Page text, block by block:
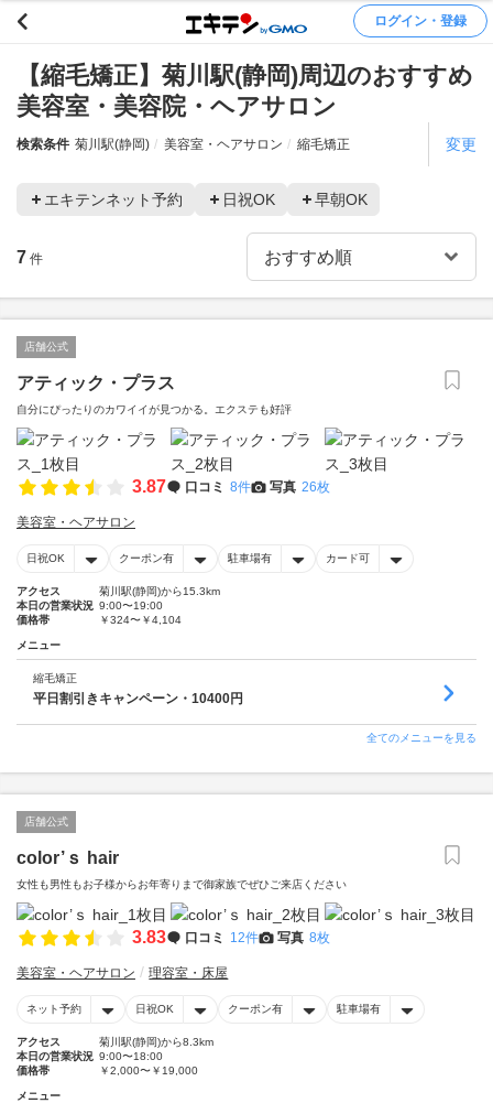
ログイン・登録
【縮毛矯正】菊川駅(静岡)周辺のおすすめ
美容室・美容院・ヘアサロン
検索条件 菊川駅(静岡) 美容室・ヘアサロン 縮毛矯正 変更
エキテンネット予約 日祝OK 早朝OK
7 件
店舗公式
アティック・プラス
自分にぴったりのカワイイが見つかる。エクステも好評
3.87 口コミ 8件 写真 26枚
美容室・ヘアサロン
日祝OK クーポン有 駐車場有 カード可
アクセス
菊川駅(静岡)から15.3km
本日の営業状況 9:00〜19:00
価格帯
￥324〜￥4,104
メニュー
縮毛矯正
平日割引きキャンペーン・10400円
全てのメニューを見る
店舗公式
color’ｓ hair
女性も男性もお子様からお年寄りまで御家族でぜひご来店ください
3.83 口コミ 12件 写真 8枚
美容室・ヘアサロン 理容室・床屋
ネット予約 日祝OK クーポン有 駐車場有
アクセス
菊川駅(静岡)から8.3km
本日の営業状況 9:00〜18:00
価格帯
￥2,000〜￥19,000
メニュー